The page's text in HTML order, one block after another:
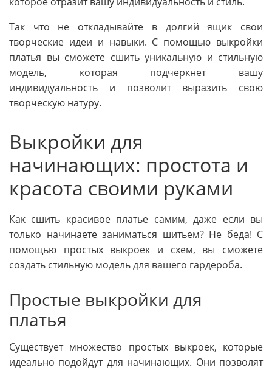
Так что не откладывайте в долгий ящик свои
творческие идеи и навыки. С помощью выкройки
платья вы сможете сшить уникальную и стильную
модель, которая подчеркнет вашу
индивидуальность и позволит выразить свою
творческую натуру.
Выкройки для
начинающих: простота и
красота своими руками
Как сшить красивое платье самим, даже если вы
только начинаете заниматься шитьем? Не беда! С
помощью простых выкроек и схем, вы сможете
создать стильную модель для вашего гардероба.
Простые выкройки для
платья
Существует множество простых выкроек, которые
идеально подойдут для начинающих. Они позволят